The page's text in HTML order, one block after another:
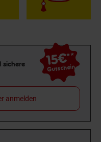
sichere
15€**
Gutschein
anmelden